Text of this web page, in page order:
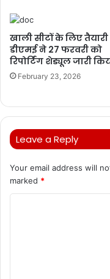
खाली सीटों के लिए
डीएमई ने 27 फरवरी को
रिपोर्टिंग शेड्यूल जारी
February 23, 2026
Leave a Reply
Your email address will
marked *